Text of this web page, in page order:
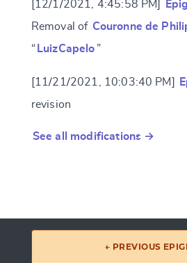
[12/1/2021, 4:45:58 PM]
Removal of Couronne de
“ LuizCapelo ”
[11/21/2021, 10:03:40 PM]
revision
See all modifications →
← PREVIOUS